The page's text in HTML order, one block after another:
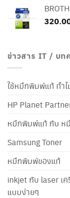
ข่าวสาร IT / บท
ใช้หมึกพิมพ์แท้ ทำ
HP Planet
หมึกพิมพ์แท้ กับ หมึ
Samsung Toner
หมึกพิมพ์ของแท้
inkjet กับ laser เค
แบบง่ายๆ